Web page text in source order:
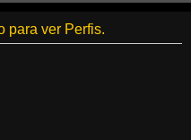
para ver Perfis.